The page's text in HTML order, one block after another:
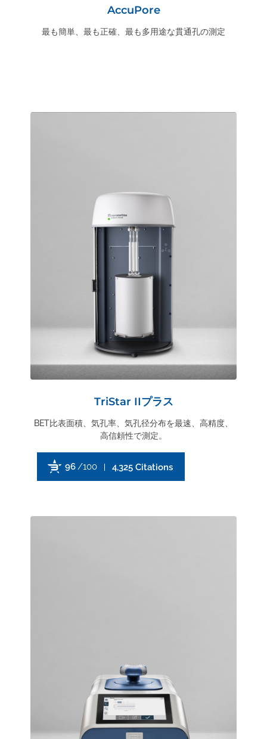
AccuPore
最も簡単、最も正確、最も多用途な貫通孔の測定
TriStar IIプラス
BET比表面積、気孔率、気孔径分布を最速、高精度、
高信頼性で測定。
96/100 4,325 Citations